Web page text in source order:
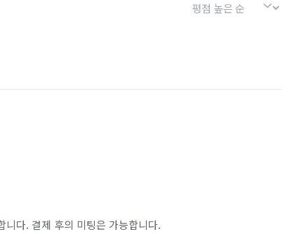
니다. 결제 후의 미팅은 가능합니다.